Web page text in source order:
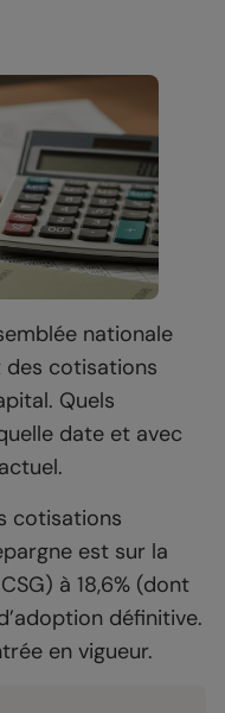
nationale
des cotisations
Quels
date et avec
cotisations
est sur la
à 18,6% (dont
définitive.
en vigueur.